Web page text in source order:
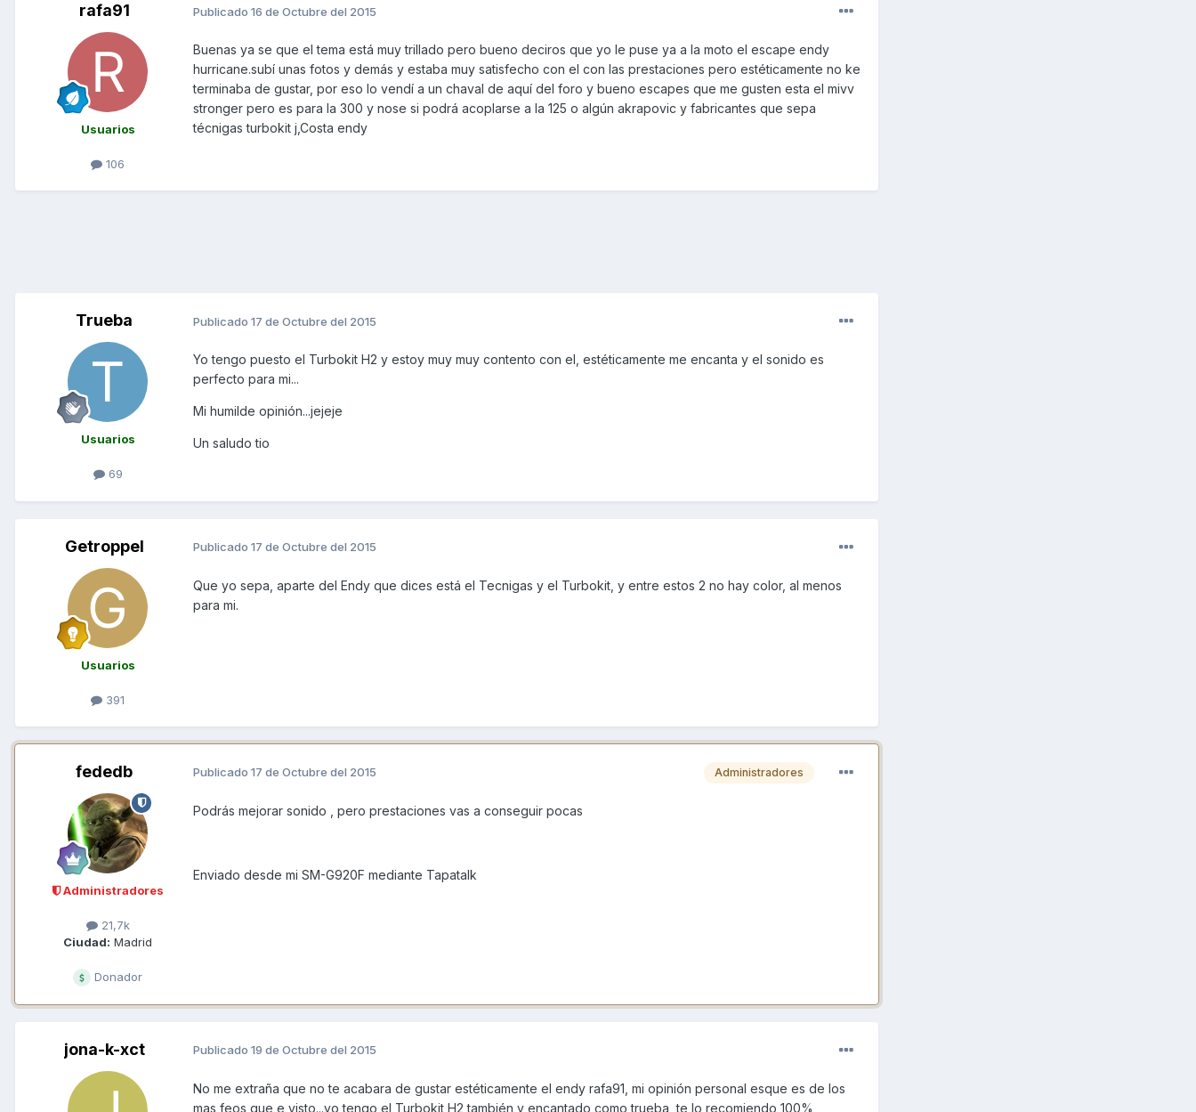
rafa91
Usuarios
106
Publicado 16 de Octubre del 2015
Buenas ya se que el tema está muy trillado pero bueno deciros que yo le puse ya a la moto el escape endy
hurricane.subí unas fotos y demás y estaba muy satisfecho con el con las prestaciones pero estéticamente no ke
terminaba de gustar, por eso lo vendí a un chaval de aquí del foro y bueno escapes que me gusten esta el mivv
stronger pero es para la 300 y nose si podrá acoplarse a la 125 o algún akrapovic y fabricantes que sepa
técnigas turbokit j,Costa endy
Trueba
Usuarios
69
Publicado 17 de Octubre del 2015
Yo tengo puesto el Turbokit H2 y estoy muy muy contento con el, estéticamente me encanta y el sonido es
perfecto para mi...
Mi humilde opinión...jejeje
Un saludo tio
Getroppel
Usuarios
391
Publicado 17 de Octubre del 2015
Que yo sepa, aparte del Endy que dices está el Tecnigas y el Turbokit, y entre estos 2 no hay color, al menos
para mi.
fededb
Administradores
21,7k
Ciudad: Madrid
Donador
Administradores
Publicado 17 de Octubre del 2015
Podrás mejorar sonido , pero prestaciones vas a conseguir pocas
Enviado desde mi SM-G920F mediante Tapatalk
jona-k-xct Publicado 19 de Octubre del 2015
No me extraña que no te acabara de gustar estéticamente el endy rafa91, mi opinión personal esque es de los
mas feos que e visto...yo tengo el Turbokit H2 también y encantado como trueba, te lo recomiendo 100%